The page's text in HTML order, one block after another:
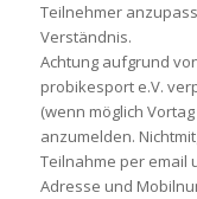
Teilnehmer
Verständnis.
Achtung aufgrund
probikesport e.V.
(wenn möglich
anzumelden.
Teilnahme per email
Adresse und